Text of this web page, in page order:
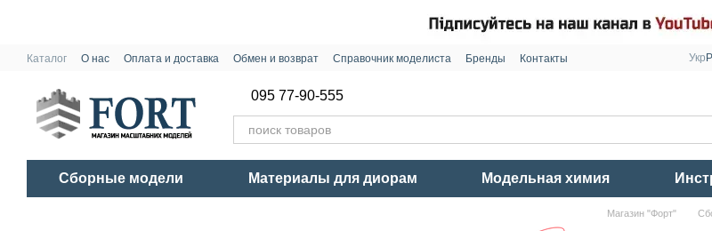
Каталог О нас Оплата и доставка Обмен и возврат Справочник моделиста Бренды Контакты Укр
095 77-90-555
Сборные модели Материалы для диорам Модельная химия
Магазин "Форт"